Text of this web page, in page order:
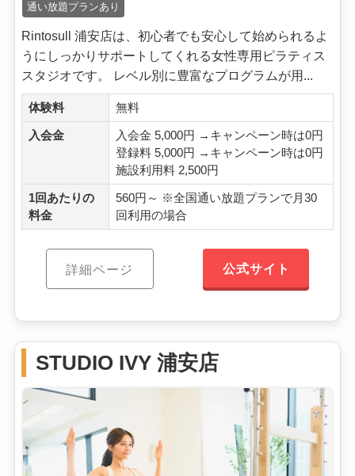
通い放題プランあり
Rintosull 浦安店は、初心者でも安心して始められるよ
うにしっかりサポートしてくれる女性専用ピラティス
スタジオです。 レベル別に豊富なプログラムが用...
体験料 無料
入会金
入会金 5,000円 →キャンペーン時は0円
登録料 5,000円 →キャンペーン時は0円
施設利用料 2,500円
1回あたりの
料金
560円～ ※全国通い放題プランで月30
回利用の場合
詳細ページ 公式サイト
STUDIO IVY 浦安店